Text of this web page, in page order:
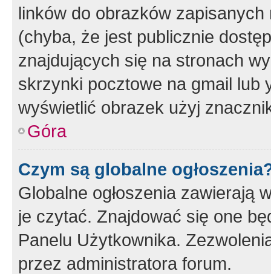
linków do obrazków
(chyba, że jest publicznie
znajdujących się na stronach
skrzynki pocztowe na gmail lub
wyświetlić obrazek użyj
Góra
Czym są globalne
Globalne ogłoszenia zawierają
je czytać. Znajdować się one
Panelu Użytkownika.
przez administratora forum.